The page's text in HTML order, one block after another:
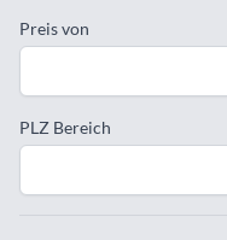
Preis von
PLZ Bereich